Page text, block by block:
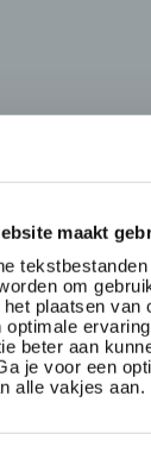
maakt
om
plaatsen van
beter aan
je voor een
alle vakjes aan.
Thrusters
174119
& Technical
Sourcing
this vacancy